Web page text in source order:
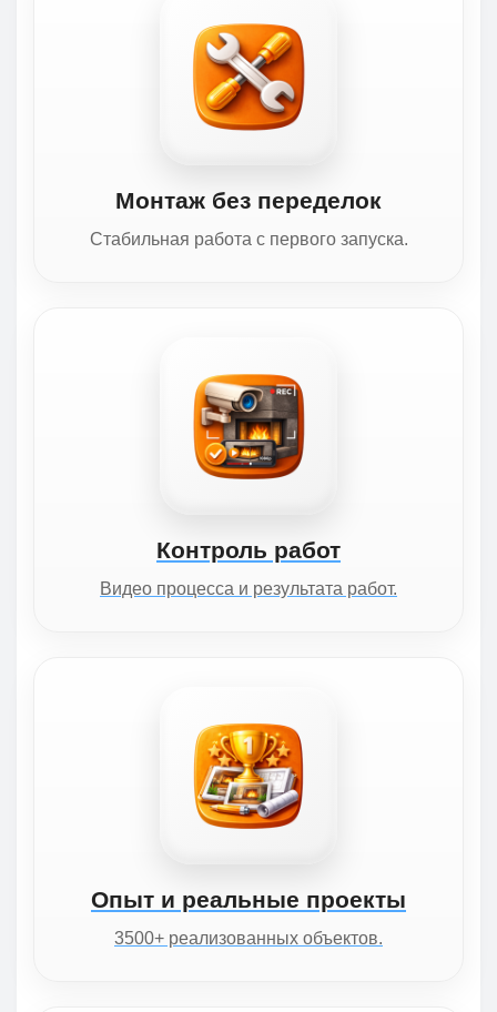
Монтаж без переделок
Стабильная работа с первого запуска.
Контроль работ
Видео процесса и результата работ.
Опыт и реальные проекты
3500+ реализованных объектов.